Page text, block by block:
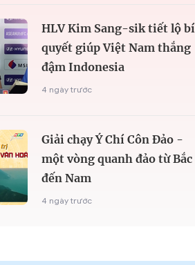
HLV Kim Sang-sik tiết lộ bí
quyết giúp Việt Nam thắng
đậm Indonesia
4 ngày trước
Giải chạy Ý Chí Côn Đảo -
một vòng quanh đảo từ Bắc
đến Nam
4 ngày trước